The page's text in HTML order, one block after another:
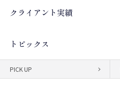
クライアント実績
トピックス
PICK UP